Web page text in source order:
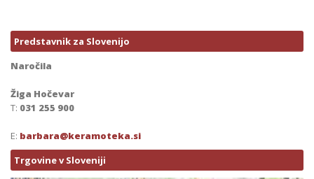
Predstavnik za Slovenijo
Naročila
Žiga Hočevar
T: 031 255 900
E: barbara@keramoteka.si
Trgovine v Sloveniji